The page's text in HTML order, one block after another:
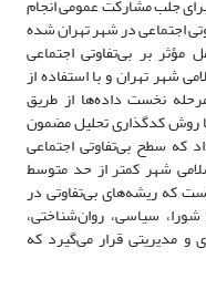
جلب مشارکت عمومی انجام
اجتماعی در شهر تهران شده
بر بی‌تفاوتی اجتماعی
شهر تهران و با استفاده از
نخست داده‌ها از طریق
روش کدگذاری تحلیل مضمون
که سطح بی‌تفاوتی اجتماعی
شهر کمتر از حد متوسط
که ریشه‌های بی‌تفاوتی در
سیاسی، روان‌شناختی،
و مدیریتی قرار می‌گیرد که